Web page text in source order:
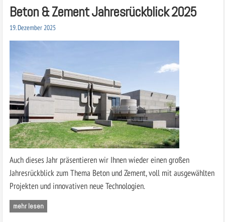
Beton & Zement Jahresrückblick 2025
19. Dezember 2025
Auch dieses Jahr präsentieren wir Ihnen wieder einen großen
Jahresrückblick zum Thema Beton und Zement, voll mit ausgewählten
Projekten und innovativen neue Technologien.
mehr lesen